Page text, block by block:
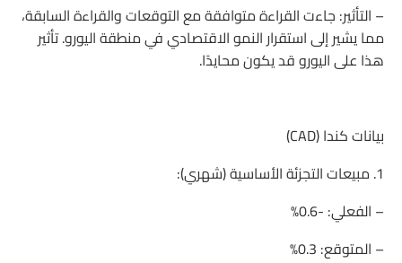
– التأثير: جاءت القراءة متوافقة مع التوقعات والقراءة السابقة،
مما يشير إلى استقرار النمو الاقتصادي في منطقة اليورو. تأثير
هذا على اليورو قد يكون محايدًا.
بيانات كندا (CAD)
1. مبيعات التجزئة الأساسية (شهري):
– الفعلي: -0.6%
– المتوقع: 0.3%